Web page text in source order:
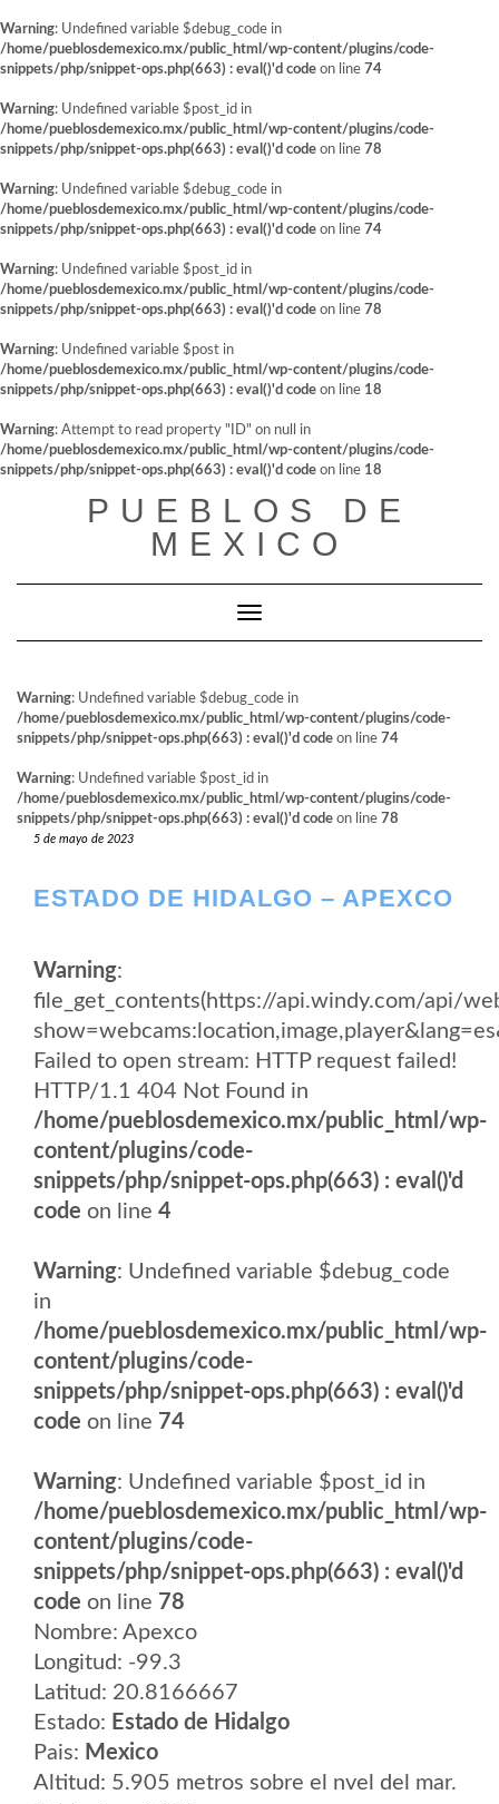
Warning: Undefined variable $debug_code in
/home/pueblosdemexico.mx/public_html/wp-content/plugins/code-
snippets/php/snippet-ops.php(663) : eval()'d code on line 74
Warning: Undefined variable $post_id in
/home/pueblosdemexico.mx/public_html/wp-content/plugins/code-
snippets/php/snippet-ops.php(663) : eval()'d code on line 78
Warning: Undefined variable $debug_code in
/home/pueblosdemexico.mx/public_html/wp-content/plugins/code-
snippets/php/snippet-ops.php(663) : eval()'d code on line 74
Warning: Undefined variable $post_id in
/home/pueblosdemexico.mx/public_html/wp-content/plugins/code-
snippets/php/snippet-ops.php(663) : eval()'d code on line 78
Warning: Undefined variable $post in
/home/pueblosdemexico.mx/public_html/wp-content/plugins/code-
snippets/php/snippet-ops.php(663) : eval()'d code on line 18
Warning: Attempt to read property "ID" on null in
/home/pueblosdemexico.mx/public_html/wp-content/plugins/code-
snippets/php/snippet-ops.php(663) : eval()'d code on line 18
PUEBLOS DE
MEXICO
Cambiar modo de navegación
Warning: Undefined variable $debug_code in
/home/pueblosdemexico.mx/public_html/wp-content/plugins/code-
snippets/php/snippet-ops.php(663) : eval()'d code on line 74
Warning: Undefined variable $post_id in
/home/pueblosdemexico.mx/public_html/wp-content/plugins/code-
snippets/php/snippet-ops.php(663) : eval()'d code on line 78
5 de mayo de 2023
ESTADO DE HIDALGO – APEXCO
Warning:
file_get_contents(https://api.windy.com/api/
Failed to open stream: HTTP request failed!
HTTP/1.1 404 Not Found in
/home/pueblosdemexico.mx/public_html/wp-
content/plugins/code-
snippets/php/snippet-ops.php(663) : eval()'d
code on line 4
Warning: Undefined variable $debug_code
in
/home/pueblosdemexico.mx/public_html/wp-
content/plugins/code-
snippets/php/snippet-ops.php(663) : eval()'d
code on line 74
Warning: Undefined variable $post_id in
/home/pueblosdemexico.mx/public_html/wp-
content/plugins/code-
snippets/php/snippet-ops.php(663) : eval()'d
code on line 78
Nombre: Apexco
Longitud: -99.3
Latitud: 20.8166667
Estado: Estado de Hidalgo
Pais: Mexico
Altitud: 5.905 metros sobre el nvel del mar.